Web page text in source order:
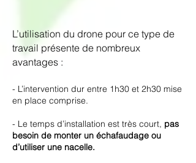
L’utilisation du drone pour ce type de
travail présente de nombreux
avantages :
- L’intervention dur entre 1h30 et 2h30 mise
en place comprise.
- Le temps d’installation est très court, pas
besoin de monter un échafaudage ou
d’utiliser une nacelle.